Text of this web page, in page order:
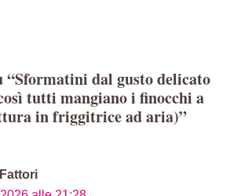
“Sformatini dal gusto delicato
tutti mangiano i finocchi a
in friggitrice ad aria)”